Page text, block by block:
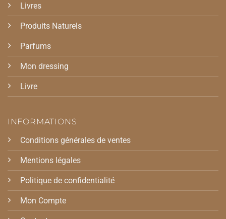
Livres
Produits Naturels
Parfums
Mon dressing
Livre
INFORMATIONS
Conditions générales de ventes
Mentions légales
Politique de confidentialité
Mon Compte